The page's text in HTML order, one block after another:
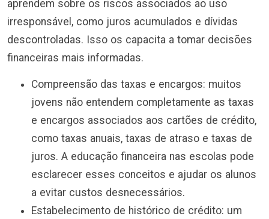
aprendem sobre os riscos associados ao uso
irresponsável, como juros acumulados e dívidas
descontroladas. Isso os capacita a tomar decisões
financeiras mais informadas.
Compreensão das taxas e encargos: muitos
jovens não entendem completamente as taxas
e encargos associados aos cartões de crédito,
como taxas anuais, taxas de atraso e taxas de
juros. A educação financeira nas escolas pode
esclarecer esses conceitos e ajudar os alunos
a evitar custos desnecessários.
Estabelecimento de histórico de crédito: um